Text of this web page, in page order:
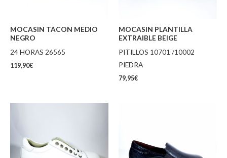
MOCASIN TACON MEDIO
NEGRO
24 HORAS 26565
119,90€
MOCASIN PLANTILLA
EXTRAIBLE BEIGE
PITILLOS 10701 /10002
PIEDRA
79,95€